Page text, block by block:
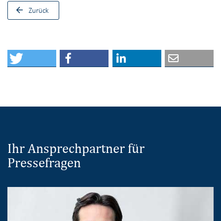
Zurück
Ihr Ansprechpartner für
Pressefragen